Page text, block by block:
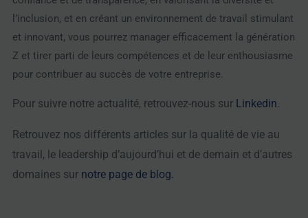
l’inclusion, et en créant un environnement de travail stimulant
et innovant, vous pourrez manager efficacement la génération
Z et tirer parti de leurs compétences et de leur enthousiasme
pour contribuer au succès de votre entreprise.
Pour suivre notre actualité, retrouvez-nous sur Linkedin.
Retrouvez nos différents articles sur la qualité de vie au
travail, le leadership d’aujourd’hui et de demain et d’autres
domaines sur notre page de blog.